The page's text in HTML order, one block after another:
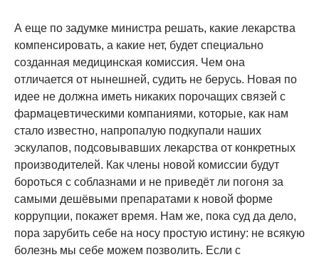
А еще по задумке министра решать, какие лекарства
компенсировать, а какие нет, будет специально
созданная медицинская комиссия. Чем она
отличается от нынешней, судить не берусь. Новая по
идее не должна иметь никаких порочащих связей с
фармацевтическими компаниями, которые, как нам
стало известно, напропалую подкупали наших
эскулапов, подсовывавших лекарства от конкретных
производителей. Как члены новой комиссии будут
бороться с соблазнами и не приведёт ли погоня за
самыми дешёвыми препаратами к новой форме
коррупции, покажет время. Нам же, пока суд да дело,
пора зарубить себе на носу простую истину: не всякую
болезнь мы себе можем позволить. Если с